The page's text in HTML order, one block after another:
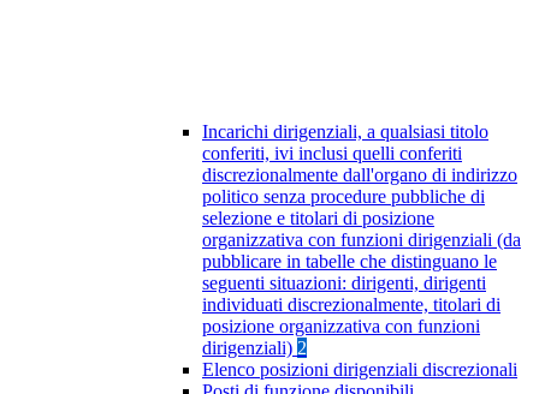
Incarichi dirigenziali, a qualsiasi titolo
conferiti, ivi inclusi quelli conferiti
discrezionalmente dall'organo di indirizzo
politico senza procedure pubbliche di
selezione e titolari di posizione
organizzativa con funzioni dirigenziali (da
pubblicare in tabelle che distinguano le
seguenti situazioni: dirigenti, dirigenti
individuati discrezionalmente, titolari di
posizione organizzativa con funzioni
dirigenziali) 2
Elenco posizioni dirigenziali discrezionali